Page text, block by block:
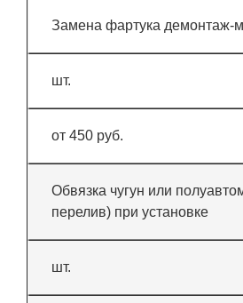
Замена фартука демонтаж-
шт.
от 450 руб.
Обвязка чугун или
перелив) при установке
шт.